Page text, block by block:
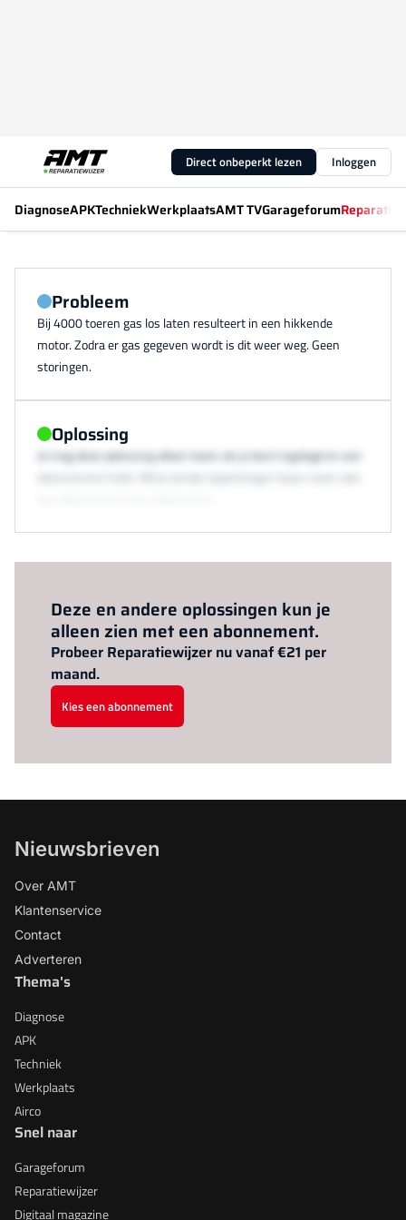
Direct onbeperkt lezen Inloggen
DiagnoseAPKTechniekWerkplaatsAMT TVGarageforum
Probleem
Bij 4000 toeren gas los laten resulteert in een hikkende
motor. Zodra er gas gegeven wordt is dit weer weg. Geen
storingen.
Oplossing
Je mag deze oplossing alleen lezen als je bent ingelogd en een
Deze en andere oplossingen kun je
alleen zien met een abonnement.
Probeer Reparatiewijzer nu vanaf €21 per
maand.
Kies een abonnement
Nieuwsbrieven
Over AMT
Klantenservice
Contact
Adverteren
Thema's
Diagnose
APK
Techniek
Werkplaats
Airco
Snel naar
Garageforum
Reparatiewijzer
Digitaal magazine